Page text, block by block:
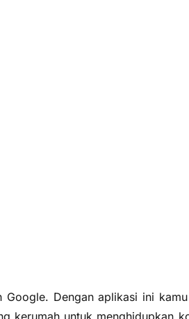
Dengan aplikasi ini